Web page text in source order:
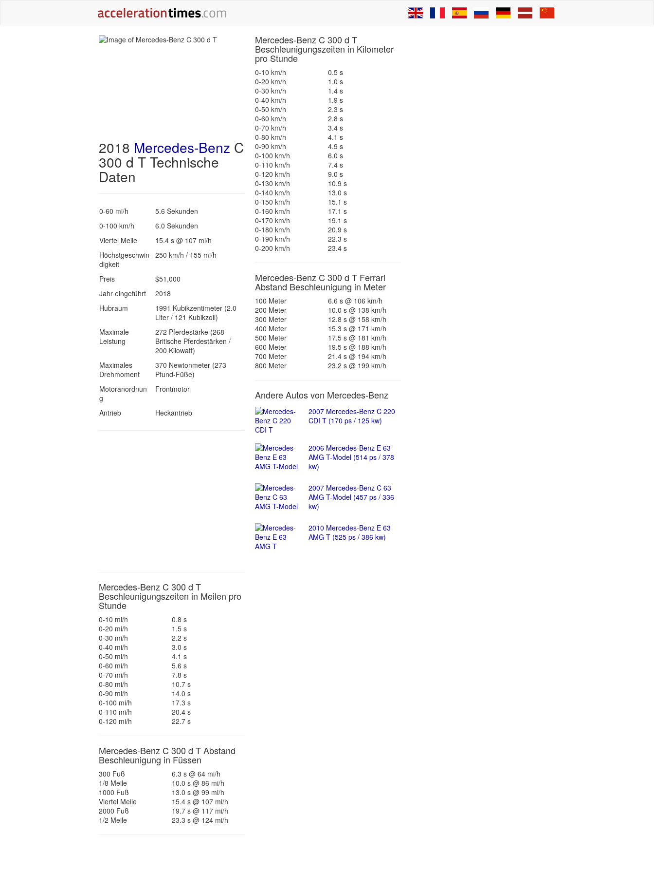
2018 Mercedes-Benz C
300 d T Technische
Daten
0-60 mi/h
5.6 Sekunden
0-100 km/h
6.0 Sekunden
Viertel Meile
15.4 s @ 107 mi/h
Höchstgeschwin
digkeit
250 km/h / 155 mi/h
Preis
$51,000
Jahr eingeführt
2018
Hubraum
1991 Kubikzentimeter (2.0
Liter / 121 Kubikzoll)
Maximale
Leistung
272 Pferdestärke (268
Britische Pferdestärken /
200 Kilowatt)
Maximales
Drehmoment
370 Newtonmeter (273
Pfund-Füße)
Motoranordnun
g
Frontmotor
Antrieb Heckantrieb
Mercedes-Benz C 300 d T
Beschleunigungszeiten in Meilen pro
Stunde
0-10 mi/h
0.8 s
0-20 mi/h
1.5 s
0-30 mi/h
2.2 s
0-40 mi/h
3.0 s
0-50 mi/h
4.1 s
0-60 mi/h
5.6 s
0-70 mi/h
7.8 s
0-80 mi/h
10.7 s
0-90 mi/h
14.0 s
0-100 mi/h
17.3 s
0-110 mi/h
20.4 s
0-120 mi/h
22.7 s
Mercedes-Benz C 300 d T Abstand
Beschleunigung in Füssen
300 Fuß
6.3 s @ 64 mi/h
1/8 Meile
10.0 s @ 86 mi/h
1000 Fuß
13.0 s @ 99 mi/h
Viertel Meile
15.4 s @ 107 mi/h
2000 Fuß
19.7 s @ 117 mi/h
1/2 Meile
23.3 s @ 124 mi/h
Mercedes-Benz C 300 d T
Beschleunigungszeiten in Kilometer
pro Stunde
0-10 km/h
0.5 s
0-20 km/h
1.0 s
0-30 km/h
1.4 s
0-40 km/h
1.9 s
0-50 km/h
2.3 s
0-60 km/h
2.8 s
0-70 km/h
3.4 s
0-80 km/h
4.1 s
0-90 km/h
4.9 s
0-100 km/h
6.0 s
0-110 km/h
7.4 s
0-120 km/h
9.0 s
0-130 km/h
10.9 s
0-140 km/h
13.0 s
0-150 km/h
15.1 s
0-160 km/h
17.1 s
0-170 km/h
19.1 s
0-180 km/h
20.9 s
0-190 km/h
22.3 s
0-200 km/h
23.4 s
Mercedes-Benz C 300 d T Ferrari
Abstand Beschleunigung in Meter
100 Meter
6.6 s @ 106 km/h
200 Meter
10.0 s @ 138 km/h
300 Meter
12.8 s @ 158 km/h
400 Meter
15.3 s @ 171 km/h
500 Meter
17.5 s @ 181 km/h
600 Meter
19.5 s @ 188 km/h
700 Meter
21.4 s @ 194 km/h
800 Meter
23.2 s @ 199 km/h
Andere Autos von Mercedes-Benz
2007 Mercedes-Benz C 220
CDI T (170 ps / 125 kw)
2006 Mercedes-Benz E 63
AMG T-Model (514 ps / 378
kw)
2007 Mercedes-Benz C 63
AMG T-Model (457 ps / 336
kw)
2010 Mercedes-Benz E 63
AMG T (525 ps / 386 kw)